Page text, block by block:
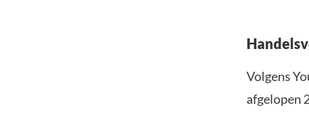
Volgens
afgelopen